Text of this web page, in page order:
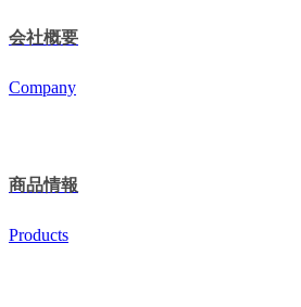
会社概要
Company
商品情報
Products